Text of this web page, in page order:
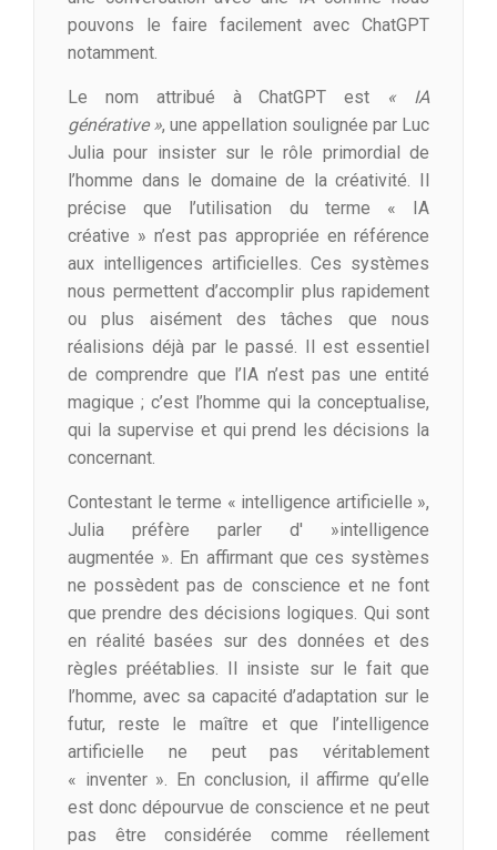
pouvons le faire facilement avec ChatGPT
notamment.
Le nom attribué à ChatGPT est « IA
générative », une appellation soulignée par Luc
Julia pour insister sur le rôle primordial de
l’homme dans le domaine de la créativité. Il
précise que l’utilisation du terme « IA
créative » n’est pas appropriée en référence
aux intelligences artificielles. Ces systèmes
nous permettent d’accomplir plus rapidement
ou plus aisément des tâches que nous
réalisions déjà par le passé. Il est essentiel
de comprendre que l’IA n’est pas une entité
magique ; c’est l’homme qui la conceptualise,
qui la supervise et qui prend les décisions la
concernant.
Contestant le terme « intelligence artificielle »,
Julia préfère parler d' »intelligence
augmentée ». En affirmant que ces systèmes
ne possèdent pas de conscience et ne font
que prendre des décisions logiques. Qui sont
en réalité basées sur des données et des
règles préétablies. Il insiste sur le fait que
l’homme, avec sa capacité d’adaptation sur le
futur, reste le maître et que l’intelligence
artificielle ne peut pas véritablement
« inventer ». En conclusion, il affirme qu’elle
est donc dépourvue de conscience et ne peut
pas être considérée comme réellement